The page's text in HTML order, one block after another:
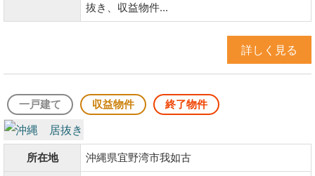
抜き、収益物件...
詳しく見る
一戸建て 収益物件 終了物件
所在地 沖縄県宜野湾市我如古